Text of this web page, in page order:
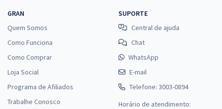
GRAN
Quem Somos
Como Funciona
Como Comprar
Loja Social
Programa de Afiliados
Trabalhe Conosco
SUPORTE
Central de ajuda
Chat
WhatsApp
E-mail
Telefone: 3003-0894
Horário de atendimento: